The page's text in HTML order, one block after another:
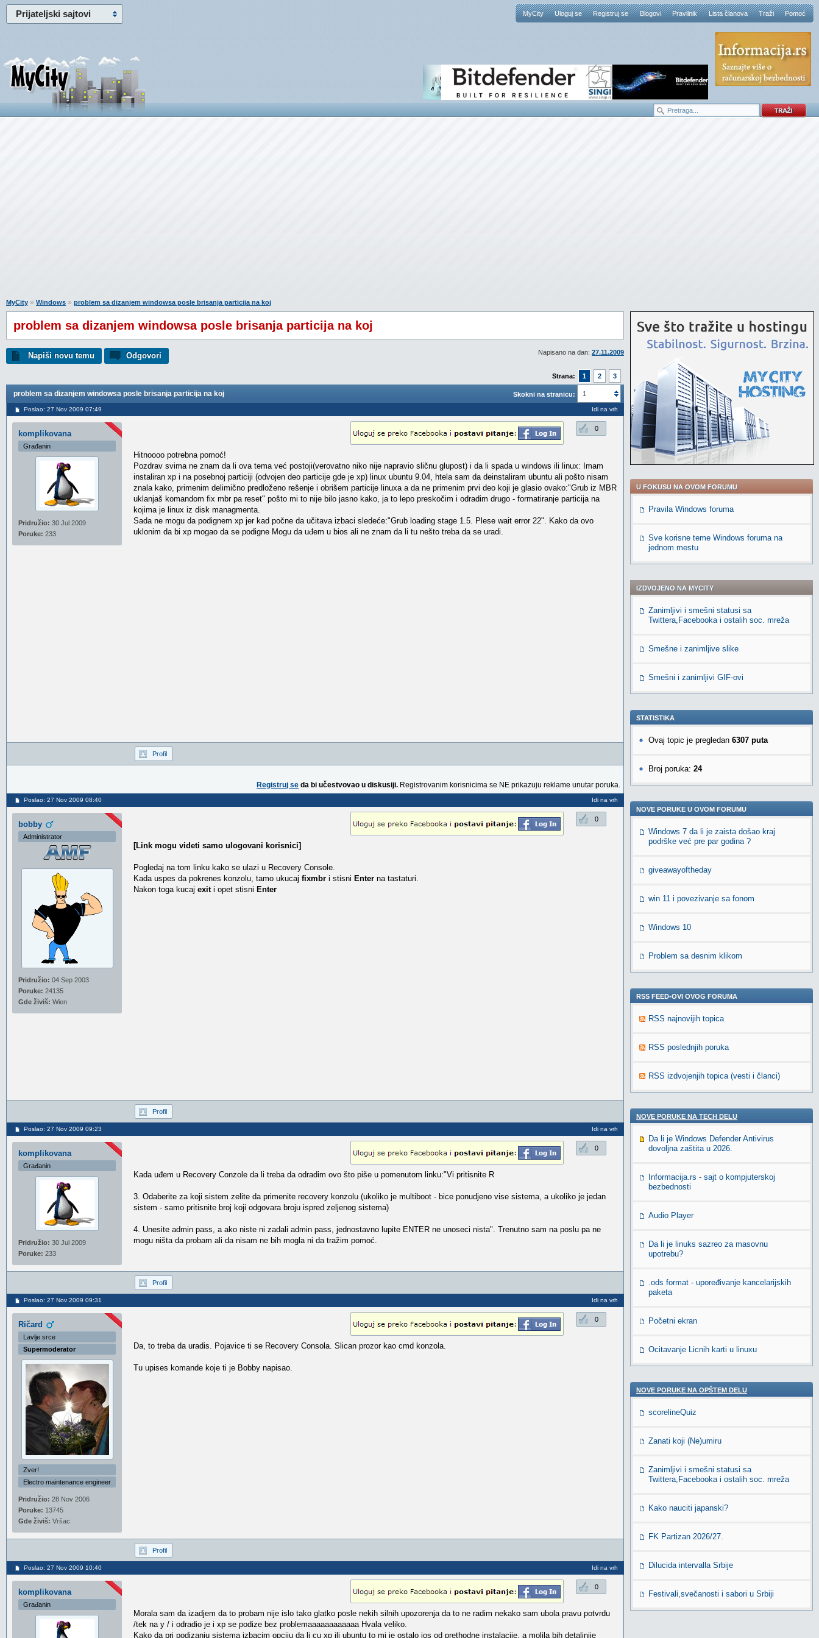
Prijateljski sajtovi MyCity Uloguj se Registruj se Blogovi Pravilnik Lista članova Traži Pomoć
MyCity » Windows » problem sa dizanjem windowsa posle brisanja particija na koj
problem sa dizanjem windowsa posle brisanja particija na koj
Napisano na dan: 27.11.2009
Napiši novu temu Odgovori
Strana: 1 2 3
Skokni na stranicu: 1
problem sa dizanjem windowsa posle brisanja particija na koj
Poslao: 27 Nov 2009 07:49 Idi na vrh
komplikovana
Građanin
Pridružio: 30 Jul 2009
Poruke: 233
0
Hitnoooo potrebna pomoć!
Pozdrav svima ne znam da li ova tema već postoji(verovatno niko nije napravio sličnu glupost) i da li spada u windows ili linux: Imam
instaliran xp i na posebnoj particiji (odvojen deo particije gde je xp) linux ubuntu 9.04, htela sam da deinstaliram ubuntu ali pošto nisam
znala kako, primenim delimično predloženo rešenje i obrišem particije linuxa a da ne primenim prvi deo koji je glasio ovako:"Grub iz MBR
uklanjaš komandom fix mbr pa reset" pošto mi to nije bilo jasno kako, ja to lepo preskočim i odradim drugo - formatiranje particija na
kojima je linux iz disk managmenta.
Sada ne mogu da podignem xp jer kad počne da učitava izbaci sledeće:"Grub loading stage 1.5. Plese wait error 22". Kako da ovo
uklonim da bi xp mogao da se podigne Mogu da uđem u bios ali ne znam da li tu nešto treba da se uradi.
Profil
Registruj se da bi učestvovao u diskusiji. Registrovanim korisnicima se NE prikazuju reklame unutar poruka.
Poslao: 27 Nov 2009 08:40 Idi na vrh
bobby
Administrator
Pridružio: 04 Sep 2003
Poruke: 24135
Gde živiš: Wien
0
[Link mogu videti samo ulogovani korisnici]
Pogledaj na tom linku kako se ulazi u Recovery Console.
Kada uspes da pokrenes konzolu, tamo ukucaj fixmbr i stisni Enter na tastaturi.
Nakon toga kucaj exiti opet stisni Enter
Profil
Poslao: 27 Nov 2009 09:23 Idi na vrh
komplikovana
Građanin
Pridružio: 30 Jul 2009
Poruke: 233
0
Kada uđem u Recovery Conzole da li treba da odradim ovo što piše u pomenutom linku:"Vi pritisnite R
3. Odaberite za koji sistem zelite da primenite recovery konzolu (ukoliko je multiboot - bice ponudjeno vise sistema, a ukoliko je jedan
sistem - samo pritisnite broj koji odgovara broju ispred zeljenog sistema)
4. Unesite admin pass, a ako niste ni zadali admin pass, jednostavno lupite ENTER ne unoseci nista". Trenutno sam na poslu pa ne
mogu ništa da probam ali da nisam ne bih mogla ni da tražim pomoć.
Profil
Poslao: 27 Nov 2009 09:31 Idi na vrh
Ričard
Lavlje srce
Supermoderator
Zver!
Electro maintenance engineer
Pridružio: 28 Nov 2006
Poruke: 13745
Gde živiš: Vršac
0
Da, to treba da uradis. Pojavice ti se Recovery Consola. Slican prozor kao cmd konzola.
Tu upises komande koje ti je Bobby napisao.
Profil
Poslao: 27 Nov 2009 10:40 Idi na vrh
komplikovana
Građanin
0
Morala sam da izadjem da to probam nije islo tako glatko posle nekih silnih upozorenja da to ne radim nekako sam ubola pravu potvrdu
/tek na y / i odradio je i xp se podize bez problemaaaaaaaaaaaa Hvala veliko.
Kako da pri podizanju sistema izbacim opciju da li cu xp ili ubuntu to mi je ostalo jos od prethodne instalacije, a molila bih detaljnije
U FOKUSU NA OVOM FORUMU
Pravila Windows foruma
Sve korisne teme Windows foruma na
jednom mestu
IZDVOJENO NA MYCITY
Zanimljivi i smešni statusi sa
Twittera,Facebooka i ostalih soc. mreža
Smešne i zanimljive slike
Smešni i zanimljivi GIF-ovi
STATISTIKA
Ovaj topic je pregledan 6307 puta
Broj poruka: 24
NOVE PORUKE U OVOM FORUMU
Windows 7 da li je zaista došao kraj
podrške već pre par godina ?
giveawayoftheday
win 11 i povezivanje sa fonom
Windows 10
Problem sa desnim klikom
RSS FEED-OVI OVOG FORUMA
RSS najnovijih topica
RSS poslednjih poruka
RSS izdvojenjih topica (vesti i članci)
NOVE PORUKE NA TECH DELU
Da li je Windows Defender Antivirus
dovoljna zaštita u 2026.
Informacija.rs - sajt o kompjuterskoj
bezbednosti
Audio Player
Da li je linuks sazreo za masovnu
upotrebu?
.ods format - upoređivanje kancelarijskih
paketa
Početni ekran
Ocitavanje Licnih karti u linuxu
NOVE PORUKE NA OPŠTEM DELU
scorelineQuiz
Zanati koji (Ne)umiru
Zanimljivi i smešni statusi sa
Twittera,Facebooka i ostalih soc. mreža
Kako nauciti japanski?
FK Partizan 2026/27.
Dilucida intervalla Srbije
Festivali,svečanosti i sabori u Srbiji